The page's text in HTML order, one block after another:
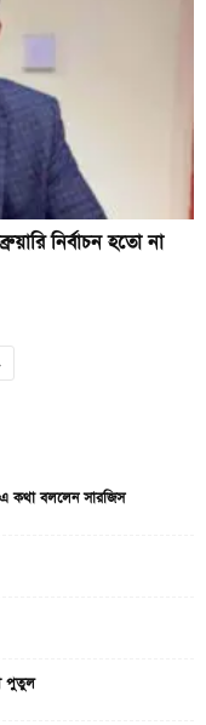
নির্বাচন হতো না
কথা বললেন সারজিস
পুতুল